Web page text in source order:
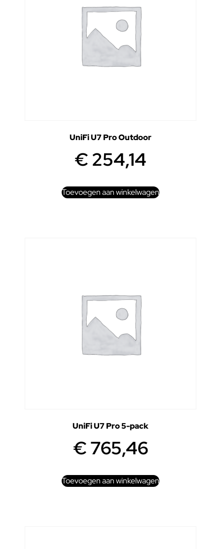
UniFi U7 Pro Outdoor
€254,14
Toevoegen aan winkelwagen
UniFi U7 Pro 5-pack
€765,46
Toevoegen aan winkelwagen